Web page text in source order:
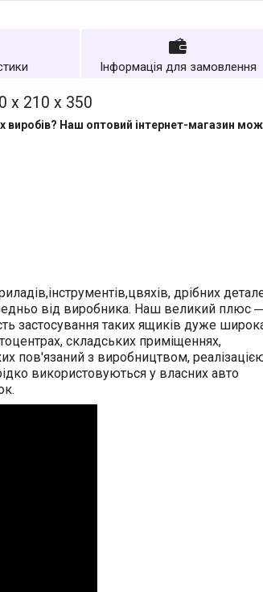
Інформація для замовлення
х 210 х 350
виробів? Наш оптовий інтернет-магазин
дрібних
від виробника. Наш великий плюс
застосування таких ящиків дуже
складських приміщеннях,
пов'язаний з виробництвом,
використовуються у власних авто